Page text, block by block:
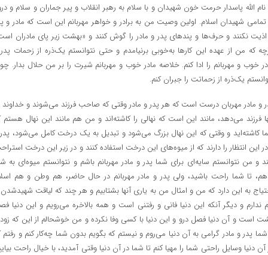
نام الله پاسدار حرمت خون شهیدان و با سلام به رهبر انقلاب و پیر جماران و سلام و
تمامی شهیدان اسلام. اولین وصیت من به برادر و خواهر مهربانم این است که مادر و
اذیت نکنند و حرف‌ها و پندهای پدر و مادر را گوش کنند و «بهشت زیر پای مادران
که من از عهده این کارها به‌خوبی برنیامدم و حتی نتوانستم یک‌ذره از زحمات
خوب و مهربانم را ادا کنم. خلاصه مادر خوب و مهربانم شیرت را بر من حلال بدار.
یک‌ذره از زحماتت را جبران کنم.
و مادر مهربان درست است که هر پدر و مادر وقتی که صاحب فرزند می‌شوند و خداوند
فرزند می‌دهد، مانند این است که نهالی را کاشته‌اند و من هم مانند این نهال هستم
کاشته‌اید و وقتی که این نهال بزرگ می‌شود و تبدیل به یک درخت کامل می‌شود،
این انتظار را دارند که از میوه‌های این درخت استفاده کنند و در زیر این درخت
و من نتوانستم سایه‌ای برای شما پدر و مادر مهربانم باشم و نتوانستم میوه‌ای به
تا شما راحت باشید، ولی پدر و مادر مهربانم در حال حاضر، هم وطن و هم
به این دارد که من و امثال من به یاری آنها بشتابیم و هر چند که لیاقت شهیدشدن
ندارم و دیگر آنکه این دنیا فانی و رفتنی است و همه بالاخره می‌رویم و این دنیا
است و آن دنیا فصل درو و این دنیا با کسی وفا نکرده و من خوشحالم از این که
شما پدر و مادر گرامی به آن دنیا می‌روم و نیستم که بگویم بدون شما چه‌کار کنم و رفتم
آن دنیا وسایل راحتی شما را مهیا کنم تا شما در آن دنیا وقتی آمدید، با خیال راحت